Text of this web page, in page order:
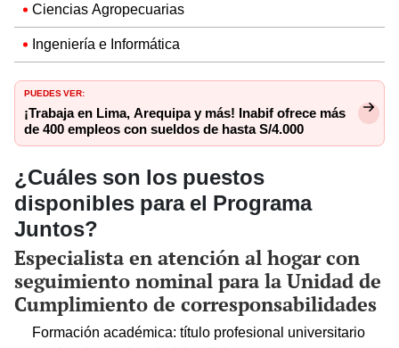
Ciencias Agropecuarias
Ingeniería e Informática
PUEDES VER:
¡Trabaja en Lima, Arequipa y más! Inabif ofrece más
de 400 empleos con sueldos de hasta S/4.000
¿Cuáles son los puestos
disponibles para el Programa
Juntos?
Especialista en atención al hogar con
seguimiento nominal para la Unidad de
Cumplimiento de corresponsabilidades
Formación académica: título profesional universitario